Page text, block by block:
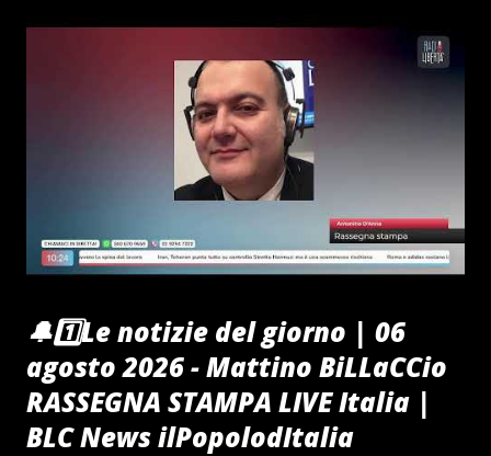
🔔1️⃣Le notizie del giorno | 06
agosto 2026 - Mattino BiLLaCCio
RASSEGNA STAMPA LIVE Italia |
BLC News ilPopolodItalia